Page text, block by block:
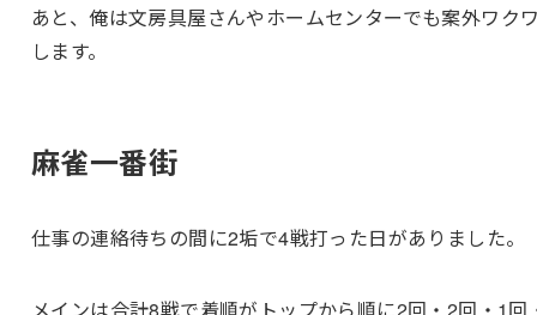
あと、俺は文房具屋さんやホームセンターでも案外ワク
します。
麻雀一番街
仕事の連絡待ちの間に2垢で4戦打った日がありました。